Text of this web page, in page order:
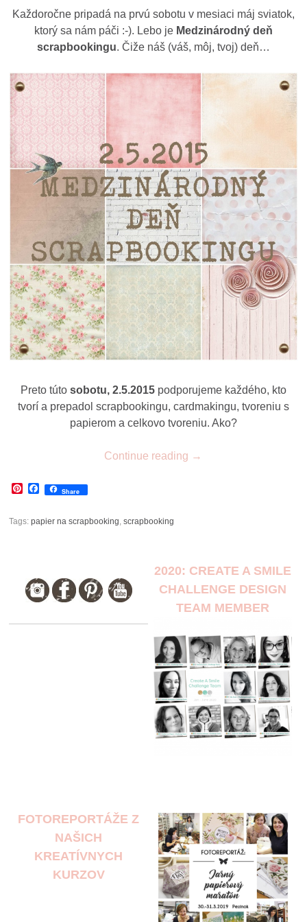
Každoročne pripadá na prvú sobotu v mesiaci máj sviatok,
ktorý sa nám páči :-). Lebo je Medzinárodný deň
scrapbookingu. Čiže náš (váš, môj, tvoj) deň…
Preto túto sobotu, 2.5.2015podporujeme každého, kto
tvorí a prepadol scrapbookingu, cardmakingu, tvoreniu s
papierom a celkovo tvoreniu. Ako?
Continue reading →
Pinterest
Facebook
Share
Tags:papier na scrapbooking,scrapbooking
2020: CREATE A SMILE
CHALLENGE DESIGN
TEAM MEMBER
FOTOREPORTÁŽE Z
NAŠICH
KREATÍVNYCH
KURZOV